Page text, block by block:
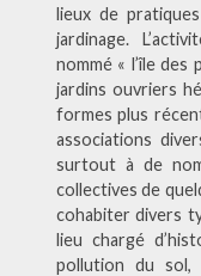
lieux de
jardinage.
nommé « l’île des
jardins ouvriers
formes plus
associations
surtout à de
collectives de
cohabiter divers
lieu chargé
pollution du sol,